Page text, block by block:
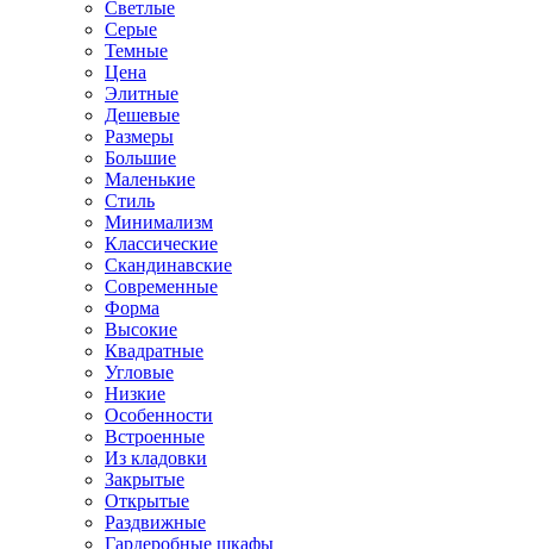
Светлые
Серые
Темные
Цена
Элитные
Дешевые
Размеры
Большие
Маленькие
Стиль
Минимализм
Классические
Скандинавские
Современные
Форма
Высокие
Квадратные
Угловые
Низкие
Особенности
Встроенные
Из кладовки
Закрытые
Открытые
Раздвижные
Гардеробные шкафы